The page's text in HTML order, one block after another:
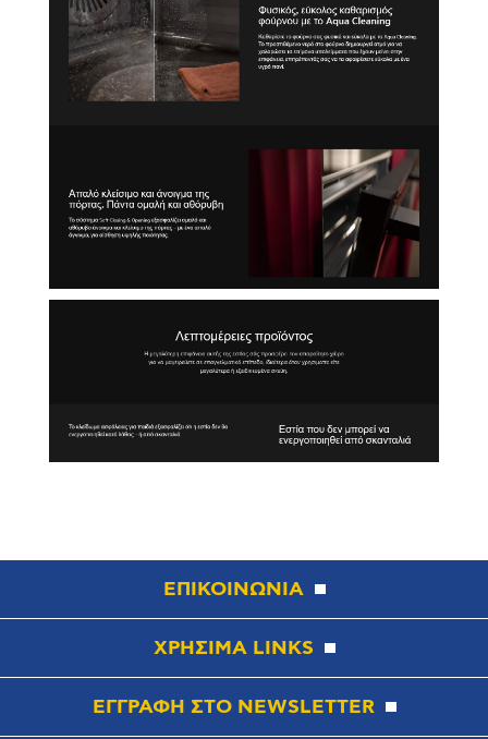
ΕΠΙΚΟΙΝΩΝΙΑ
ΧΡΗΣΙΜΑ LINKS
ΕΓΓΡΑΦΗ ΣΤΟ NEWSLETTER